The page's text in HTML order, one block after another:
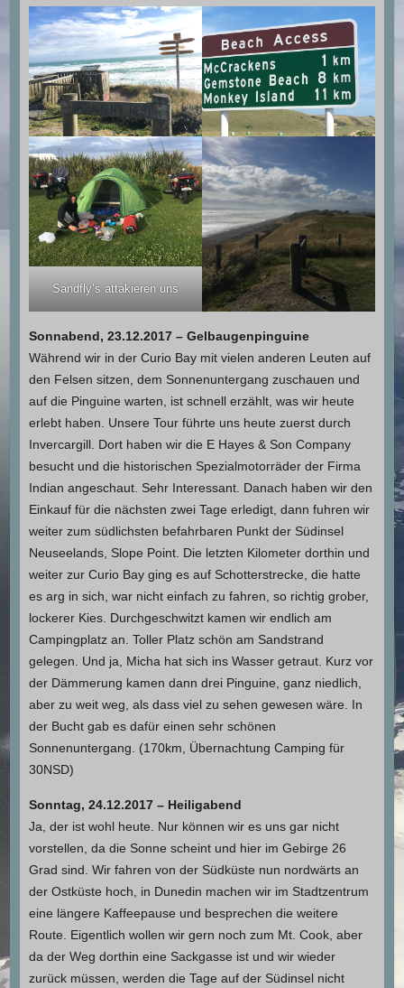
Sandfly’s attakieren uns
Sonnabend, 23.12.2017 – Gelbaugenpinguine
Während wir in der Curio Bay mit vielen anderen Leuten auf
den Felsen sitzen, dem Sonnenuntergang zuschauen und
auf die Pinguine warten, ist schnell erzählt, was wir heute
erlebt haben. Unsere Tour führte uns heute zuerst durch
Invercargill. Dort haben wir die E Hayes & Son Company
besucht und die historischen Spezialmotorräder der Firma
Indian angeschaut. Sehr Interessant. Danach haben wir den
Einkauf für die nächsten zwei Tage erledigt, dann fuhren wir
weiter zum südlichsten befahrbaren Punkt der Südinsel
Neuseelands, Slope Point. Die letzten Kilometer dorthin und
weiter zur Curio Bay ging es auf Schotterstrecke, die hatte
es arg in sich, war nicht einfach zu fahren, so richtig grober,
lockerer Kies. Durchgeschwitzt kamen wir endlich am
Campingplatz an. Toller Platz schön am Sandstrand
gelegen. Und ja, Micha hat sich ins Wasser getraut. Kurz vor
der Dämmerung kamen dann drei Pinguine, ganz niedlich,
aber zu weit weg, als dass viel zu sehen gewesen wäre. In
der Bucht gab es dafür einen sehr schönen
Sonnenuntergang. (170km, Übernachtung Camping für
30NSD)
Sonntag, 24.12.2017 – Heiligabend
Ja, der ist wohl heute. Nur können wir es uns gar nicht
vorstellen, da die Sonne scheint und hier im Gebirge 26
Grad sind. Wir fahren von der Südküste nun nordwärts an
der Ostküste hoch, in Dunedin machen wir im Stadtzentrum
eine längere Kaffeepause und besprechen die weitere
Route. Eigentlich wollen wir gern noch zum Mt. Cook, aber
da der Weg dorthin eine Sackgasse ist und wir wieder
zurück müssen, werden die Tage auf der Südinsel nicht